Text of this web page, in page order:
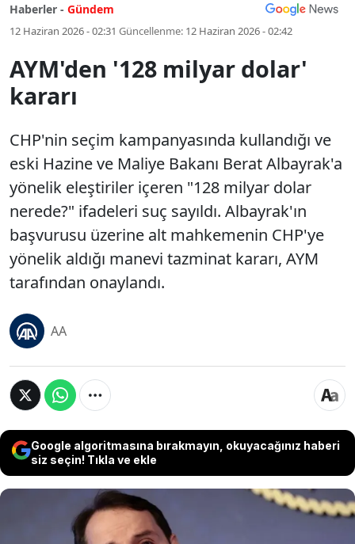
Haberler - Gündem
12 Haziran 2026 - 02:31 Güncellenme: 12 Haziran 2026 - 02:42
AYM'den '128 milyar dolar'
kararı
CHP'nin seçim kampanyasında kullandığı ve
eski Hazine ve Maliye Bakanı Berat Albayrak'a
yönelik eleştiriler içeren "128 milyar dolar
nerede?" ifadeleri suç sayıldı. Albayrak'ın
başvurusu üzerine alt mahkemenin CHP'ye
yönelik aldığı manevi tazminat kararı, AYM
tarafından onaylandı.
AA
Google algoritmasına bırakmayın, okuyacağınız haberi
siz seçin! Tıkla ve ekle
CHP'nin seçim kampanyasında kullandığı ve eski